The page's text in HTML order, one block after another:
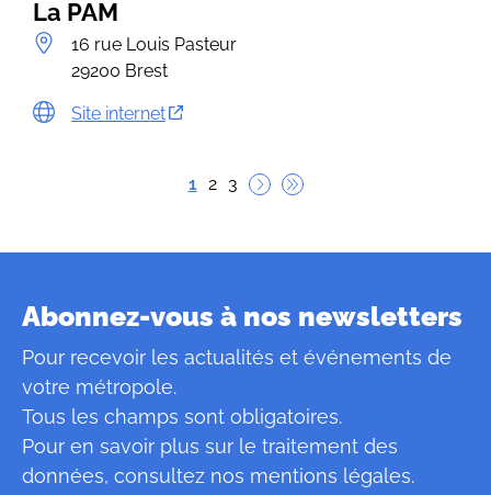
La PAM
16 rue Louis Pasteur
29200 Brest
Site internet
Page courante 1
1 Page
2 Page
3
Page suivante
Dernière page
Abonnez-vous à nos newsletters
Pour recevoir les actualités et événements de
votre métropole.
Tous les champs sont obligatoires.
Pour en savoir plus sur le traitement des
données, consultez nos mentions légales.